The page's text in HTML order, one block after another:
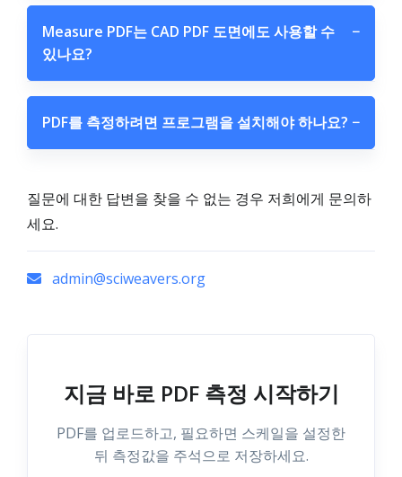
Measure PDF는 CAD PDF 도면에도 사용할 수
있나요?
−
PDF를 측정하려면 프로그램을 설치해야 하나요? −
질문에 대한 답변을 찾을 수 없는 경우 저희에게 문의하
세요.
admin@sciweavers.org
지금 바로 PDF 측정 시작하기
PDF를 업로드하고, 필요하면 스케일을 설정한
뒤 측정값을 주석으로 저장하세요.